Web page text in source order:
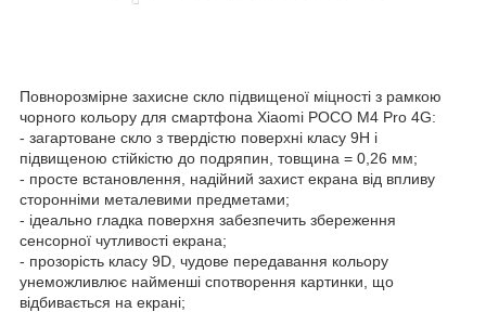
Повнорозмірне захисне скло підвищеної міцності з рамкою
чорного кольору для смартфона Xiaomi POCO M4 Pro 4G:
- загартоване скло з твердістю поверхні класу 9H і
підвищеною стійкістю до подряпин, товщина = 0,26 мм;
- просте встановлення, надійний захист екрана від впливу
сторонніми металевими предметами;
- ідеально гладка поверхня забезпечить збереження
сенсорної чутливості екрана;
- прозорість класу 9D, чудове передавання кольору
унеможливлює найменші спотворення картинки, що
відбивається на екрані;